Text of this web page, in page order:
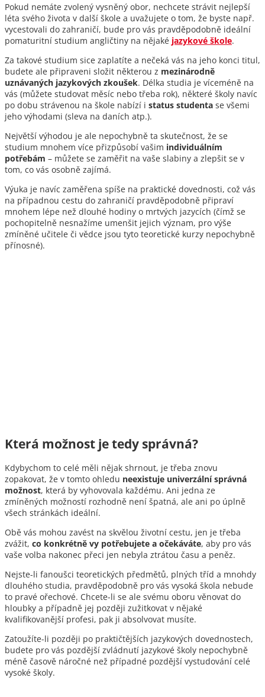
Pokud nemáte zvolený vysněný obor, nechcete strávit nejlepší
léta svého života v další škole a uvažujete o tom, že byste např.
vycestovali do zahraničí, bude pro vás pravděpodobně ideální
pomaturitní studium angličtiny na nějaké jazykové škole.
Za takové studium sice zaplatíte a nečeká vás na jeho konci titul,
budete ale připraveni složit některou z mezinárodně
uznávaných jazykových zkoušek. Délka studia je víceméně na
vás (můžete studovat měsíc nebo třeba rok), některé školy navíc
po dobu strávenou na škole nabízí i status studenta se všemi
jeho výhodami (sleva na daních atp.).
Největší výhodou je ale nepochybně ta skutečnost, že se
studium mnohem více přizpůsobí vašim individuálním
potřebám – můžete se zaměřit na vaše slabiny a zlepšit se v
tom, co vás osobně zajímá.
Výuka je navíc zaměřena spíše na praktické dovednosti, což vás
na případnou cestu do zahraničí pravděpodobně připraví
mnohem lépe než dlouhé hodiny o mrtvých jazycích (čímž se
pochopitelně nesnažíme umenšit jejich význam, pro výše
zmíněné učitele či vědce jsou tyto teoretické kurzy nepochybně
přínosné).
Která možnost je tedy správná?
Kdybychom to celé měli nějak shrnout, je třeba znovu
zopakovat, že v tomto ohledu neexistuje univerzální správná
možnost, která by vyhovovala každému. Ani jedna ze
zmíněných možností rozhodně není špatná, ale ani po úplně
všech stránkách ideální.
Obě vás mohou zavést na skvělou životní cestu, jen je třeba
zvážit, co konkrétně vy potřebujete a očekáváte, aby pro vás
vaše volba nakonec přeci jen nebyla ztrátou času a peněz.
Nejste-li fanoušci teoretických předmětů, plných tříd a mnohdy
dlouhého studia, pravděpodobně pro vás vysoká škola nebude
to pravé ořechové. Chcete-li se ale svému oboru věnovat do
hloubky a případně jej později zužitkovat v nějaké
kvalifikovanější profesi, pak ji absolvovat musíte.
Zatoužíte-li později po praktičtějších jazykových dovednostech,
budete pro vás pozdější zvládnutí jazykové školy nepochybně
méně časově náročné než případné pozdější vystudování celé
vysoké školy.